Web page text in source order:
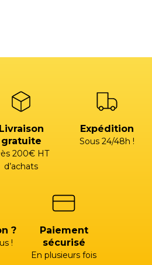
Livraison
gratuite
200€ HT
d’achats
Expédition
Sous 24/48h !
?
!
Paiement
sécurisé
En plusieurs fois